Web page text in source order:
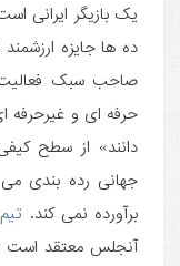
یک بازیگر ایرانی
ده ها جایزه
صاحب سبک فعالیت
حرفه ای و غیرحرفه
دانند» از سطح
جهانی رده بندی می
برآورده نمی کند.
آنجلس معتقد است